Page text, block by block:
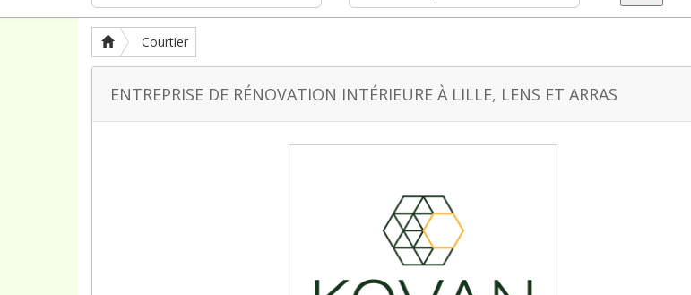
Courtier
ENTREPRISE DE RÉNOVATION INTÉRIEURE À LILLE, LENS ET ARRAS